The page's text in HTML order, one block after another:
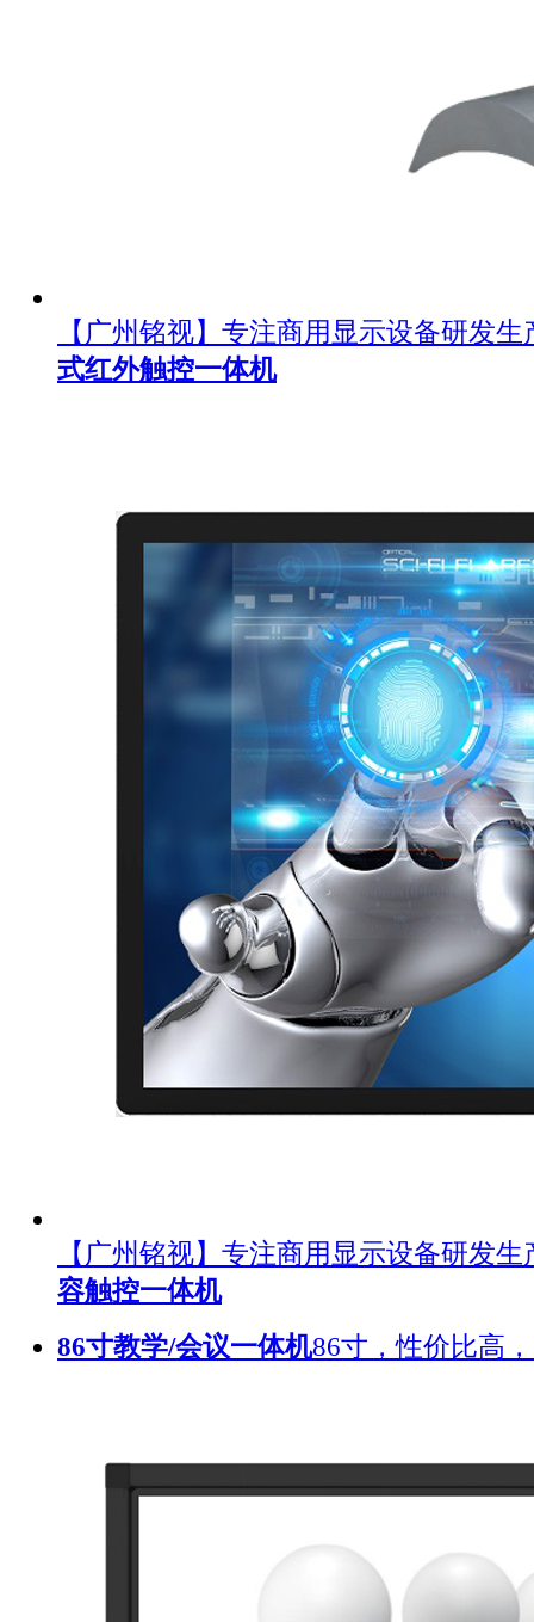
【广州铭视】专注商用显示设备研发
式红外触控一体机
【广州铭视】专注商用显示设备研发
容触控一体机
86寸教学/会议一体机86寸，性价比高